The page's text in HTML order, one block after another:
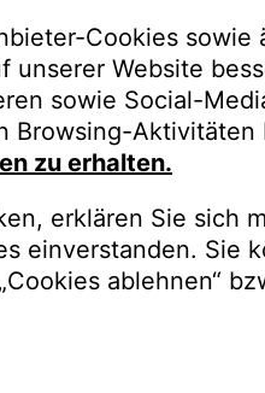
Upgrades,
Bestellungen
Cookies sowie
unserer Website
sowie Social-
Browsing-Aktivitäten
zu erhalten.
erklären Sie sich
einverstanden. Sie
ablehnen“